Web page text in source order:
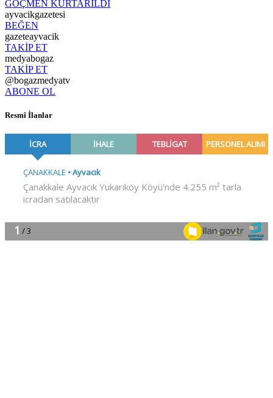
GÖÇMEN KURTARILDI
ayvacikgazetesi
BEĞEN
gazeteayvacik
TAKİP ET
medyabogaz
TAKİP ET
@bogazmedyatv
ABONE OL
Resmî İlanlar